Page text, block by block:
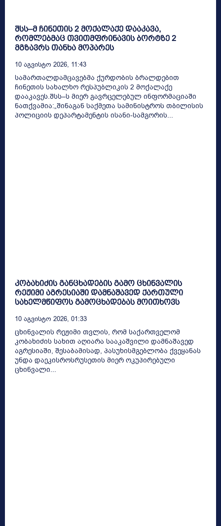
შსს–მ ჩინეთის 2 მოქალაქე დააკავა,
რომლებმაც თვითმფრინავის ბორტზე 2
მგზავრს თანხა მოპარეს
10 Აგვისტო 2026, 11:43
სამართალდამცავებმა ქურდობის ბრალდებით
ჩინეთის სახალხო რესპუბლიკის 2 მოქალაქე
დააკავეს.შსს–ს მიერ გავრცელებულ ინფორმაციაში
ნათქვამია:„შინაგან საქმეთა სამინისტროს თბილისის
პოლიციის დეპარტამენტის ისანი-სამგორის...
კობახიძის განცხადების გამო ცხინვალის
რეჟიმი აგრესიაში დამნაშავედ ქართული
სახელმწიფოს გამოცხადებას მოითხოვს
10 Აგვისტო 2026, 01:33
ცხინვალის რეჟიმი თვლის, რომ საქართველომ
კობახიძის სახით აღიარა სააკაშვილი დამნაშავედ
აგრესიაში, შესაბამისად, პასუხისმგებლობა ქვეყანას
უნდა დაეკისროსრუსეთის მიერ ოკუპირებული
ცხინვალი...